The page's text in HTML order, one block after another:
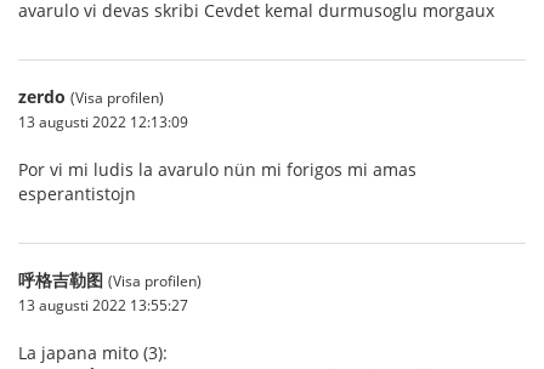
avarulo vi devas skribi Cevdet kemal durmusoglu morgaux
zerdo (Visa profilen)
13 augusti 2022 12:13:09
Por vi mi ludis la avarulo nün mi forigos mi amas
esperantistojn
呼格吉勒图 (Visa profilen)
13 augusti 2022 13:55:27
La japana mito (3):